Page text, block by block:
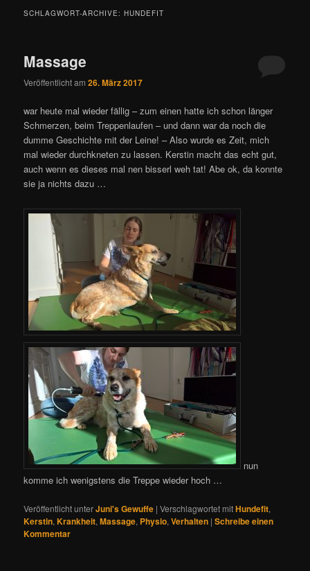
SCHLAGWORT-ARCHIVE:HUNDEFIT
Massage
Veröffentlicht am26. März 2017
war heute mal wieder fällig – zum einen hatte ich schon länger
Schmerzen, beim Treppenlaufen – und dann war da noch die
dumme Geschichte mit der Leine! – Also wurde es Zeit, mich
mal wieder durchkneten zu lassen. Kerstin macht das echt gut,
auch wenn es dieses mal nen bisserl weh tat! Abe ok, da konnte
sie ja nichts dazu …
nun
komme ich wenigstens die Treppe wieder hoch …
Veröffentlicht unterJuni's Gewuffe |Verschlagwortet mitHundefit,
Kerstin,Krankheit,Massage, Physio,Verhalten |Schreibe einen
Kommentar